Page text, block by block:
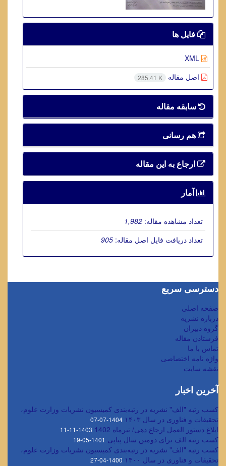
فایل ها
اصل مقاله
285.41 K
سابقه مقاله
هم رسانی
ارجاع به این مقاله
آمار
تعداد مشاهده مقاله: 1,982
تعداد دریافت فایل اصل مقاله: 905
دسترسی سریع
صفحه اصلی
درباره نشریه
گروه دبیران
فرستادن مقاله
تماس با ما
واژه نامه اختصاصی
نقشه سایت
آخرین اخبار
کسب رتبه "الف" نشریه در رتبه‌بندی کمیسیون نشریات وزارت علوم،
تحقیقات و فناوری در سال ۱۴۰۳
1404-07-07
ابلاغ دستور العمل ارجاع دهی/ تیرماه 1402 1403-11-11
کسب رتبه الف برای دومین سال پیاپی 1401-05-19
کسب رتبه "الف" نشریه در رتبه‌بندی کمیسیون نشریات وزارت علوم،
تحقیقات و فناوری در سال ۱۴۰۰
1400-04-27